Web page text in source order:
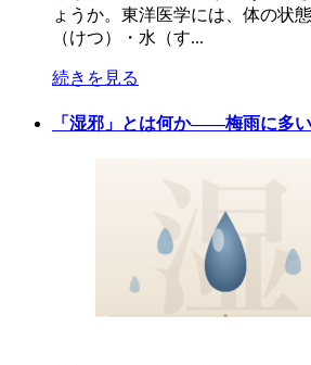
ょうか。東洋医学には、体の状
（けつ）・水（す...
続きを見る
「湿邪」とは何か――梅雨に多